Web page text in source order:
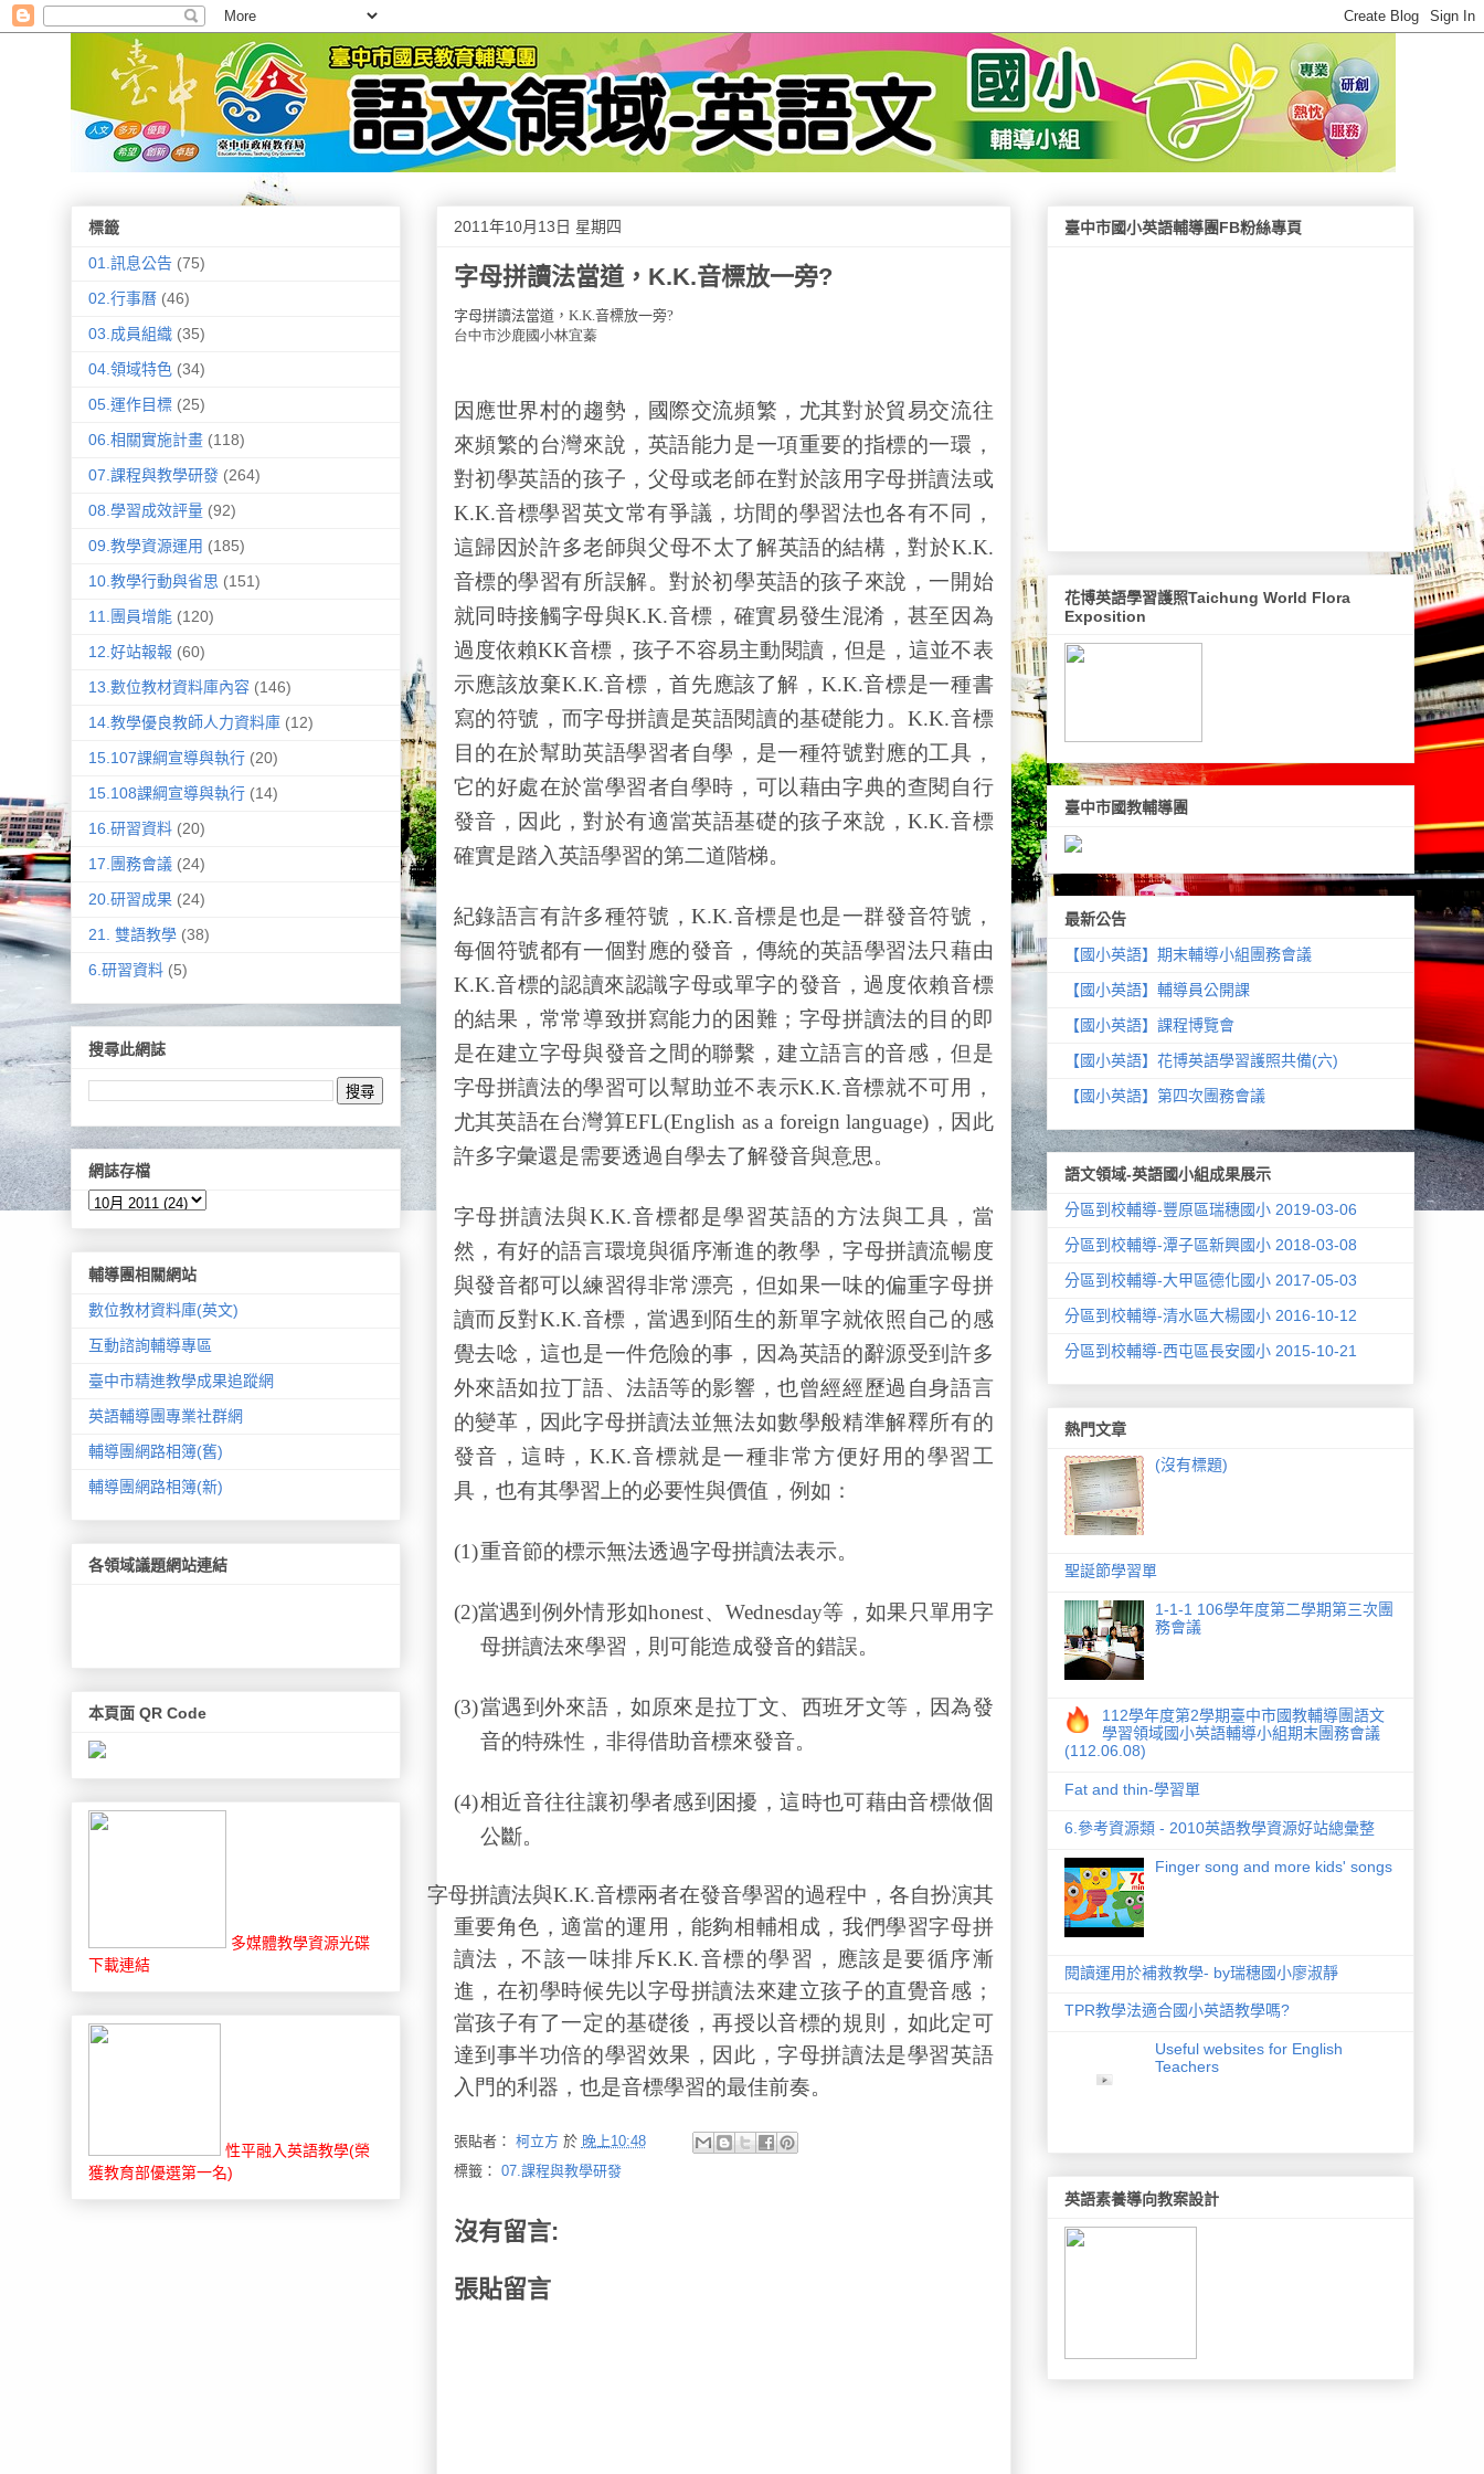
2011年10月13日 星期四
字母拼讀法當道，K.K.音標放一旁?
字母拼讀法當道， K.K.音標放一旁?
台中市沙鹿國小林宜蓁
因應世界村的趨勢，國際交流頻繁，尤其對於貿易交流往
來頻繁的台灣來說，英語能力是一項重要的指標的一環，
對初學英語的孩子，父母或老師在對於該用字母拼讀法或
K.K.音標學習英文常有爭議，坊間的學習法也各有不同，
這歸因於許多老師與父母不太了解英語的結構，對於K.K.
音標的學習有所誤解。對於初學英語的孩子來說，一開始
就同時接觸字母與K.K.音標，確實易發生混淆，甚至因為
過度依賴KK音標，孩子不容易主動閱讀，但是，這並不表
示應該放棄K.K.音標，首先應該了解， K.K.音標是一種書
寫的符號，而字母拼讀是英語閱讀的基礎能力。K.K.音標
目的在於幫助英語學習者自學，是一種符號對應的工具，
它的好處在於當學習者自學時，可以藉由字典的查閱自行
發音，因此，對於有適當英語基礎的孩子來說，K.K.音標
確實是踏入英語學習的第二道階梯。
紀錄語言有許多種符號，K.K.音標是也是一群發音符號，
每個符號都有一個對應的發音，傳統的英語學習法只藉由
K.K.音標的認讀來認識字母或單字的發音，過度依賴音標
的結果，常常導致拼寫能力的困難；字母拼讀法的目的即
是在建立字母與發音之間的聯繫，建立語言的音感，但是
字母拼讀法的學習可以幫助並不表示K.K.音標就不可用，
尤其英語在台灣算EFL(English as a foreign language) ，因此
許多字彙還是需要透過自學去了解發音與意思。
字母拼讀法與K.K.音標都是學習英語的方法與工具，當
然，有好的語言環境與循序漸進的教學，字母拼讀流暢度
與發音都可以練習得非常漂亮，但如果一味的偏重字母拼
讀而反對K.K.音標，當遇到陌生的新單字就依照自己的感
覺去唸，這也是一件危險的事，因為英語的辭源受到許多
外來語如拉丁語、法語等的影響，也曾經經歷過自身語言
的變革，因此字母拼讀法並無法如數學般精準解釋所有的
發音，這時， K.K.音標就是一種非常方便好用的學習工
具，也有其學習上的必要性與價值，例如：
(1)重音節的標示無法透過字母拼讀法表示。
(2)當遇到例外情形如honest、 Wednesday等，如果只單用字
母拼讀法來學習，則可能造成發音的錯誤。
(3)當遇到外來語，如原來是拉丁文、西班牙文等，因為發
音的特殊性，非得借助音標來發音。
(4)相近音往往讓初學者感到困擾，這時也可藉由音標做個
公斷。
字母拼讀法與K.K.音標兩者在發音學習的過程中，各自扮演其
重要角色，適當的運用，能夠相輔相成，我們學習字母拼
讀法，不該一味排斥K.K.音標的學習，應該是要循序漸
進，在初學時候先以字母拼讀法來建立孩子的直覺音感；
當孩子有了一定的基礎後，再授以音標的規則，如此定可
達到事半功倍的學習效果，因此，字母拼讀法是學習英語
入門的利器，也是音標學習的最佳前奏。
張貼者： 柯立方 於 晚上10:48
標籤： 07.課程與教學研發
沒有留言:
張貼留言
標籤
01.訊息公告 (75)
02.行事曆 (46)
03.成員組織 (35)
04.領域特色 (34)
05.運作目標 (25)
06.相關實施計畫 (118)
07.課程與教學研發 (264)
08.學習成效評量 (92)
09.教學資源運用 (185)
10.教學行動與省思 (151)
11.團員增能 (120)
12.好站報報 (60)
13.數位教材資料庫內容 (146)
14.教學優良教師人力資料庫 (12)
15.107課綱宣導與執行 (20)
15.108課綱宣導與執行 (14)
16.研習資料 (20)
17.團務會議 (24)
20.研習成果 (24)
21. 雙語教學 (38)
6.研習資料 (5)
搜尋此網誌
網誌存檔
輔導團相關網站
數位教材資料庫(英文)
互動諮詢輔導專區
臺中市精進教學成果追蹤網
英語輔導團專業社群網
輔導團網路相簿(舊)
輔導團網路相簿(新)
各領域議題網站連結
本頁面 QR Code
多媒體教學資源光碟
下載連結
性平融入英語教學(榮
獲教育部優選第一名)
臺中市國小英語輔導團FB粉絲專頁
花博英語學習護照Taichung World Flora
Exposition
臺中市國教輔導團
最新公告
【國小英語】期末輔導小組團務會議
【國小英語】輔導員公開課
【國小英語】課程博覽會
【國小英語】花博英語學習護照共備(六)
【國小英語】第四次團務會議
語文領域-英語國小組成果展示
分區到校輔導-豐原區瑞穗國小 2019-03-06
分區到校輔導-潭子區新興國小 2018-03-08
分區到校輔導-大甲區德化國小 2017-05-03
分區到校輔導-清水區大楊國小 2016-10-12
分區到校輔導-西屯區長安國小 2015-10-21
熱門文章
(沒有標題)
聖誕節學習單
1-1-1 106學年度第二學期第三次團
務會議
112學年度第2學期臺中市國教輔導團語文
學習領域國小英語輔導小組期末團務會議
(112.06.08)
Fat and thin-學習單
6.參考資源類 - 2010英語教學資源好站總彙整
Finger song and more kids' songs
閱讀運用於補救教學- by瑞穗國小廖淑靜
TPR教學法適合國小英語教學嗎?
Useful websites for English
Teachers
英語素養導向教案設計